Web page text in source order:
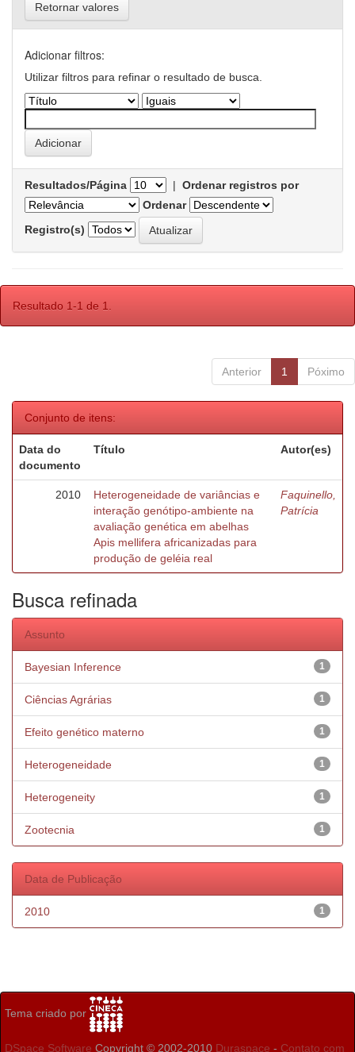
Retornar valores
Adicionar filtros:
Utilizar filtros para refinar o resultado de busca.
Resultados/Página | Ordenar registros por
Ordenar
Registro(s)
Resultado 1-1 de 1.
Anterior 1 Póximo
Conjunto de itens:
Data do
documento
Título Autor(es)
2010
Heterogeneidade de variâncias e
interação genótipo-ambiente na
avaliação genética em abelhas
Apis mellifera africanizadas para
produção de geléia real
Faquinello,
Patrícia
Busca refinada
Assunto
1
Bayesian Inference
1
Ciências Agrárias
1
Efeito genético materno
1
Heterogeneidade
1
Heterogeneity
1
Zootecnia
Data de Publicação
1
2010
Tema criado por
DSpace Software Copyright © 2002-2010 Duraspace - Contato com